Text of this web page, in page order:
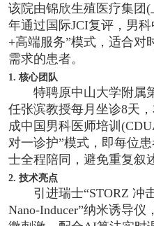
该院由锦欣生殖医疗集团
年通过国际JCI复评，男
+高端服务”模式，适合对
需求的患者。
1. 核心团队
特聘原中山大学附属
任张滨教授每月坐诊8天
成中国男科医师培训
对一诊护”模式，即每位
士全程陪同，避免重复叙
2. 技术亮点
引进瑞士“STORZ 冲
Nano-Inducer”纳米诱导